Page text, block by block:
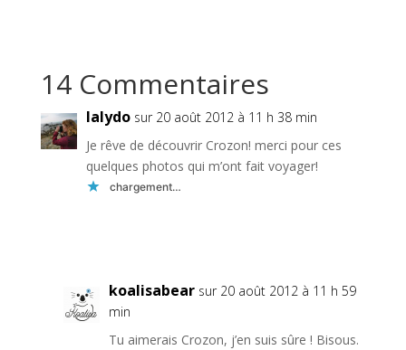
14 Commentaires
lalydo sur 20 août 2012 à 11 h 38 min
Je rêve de découvrir Crozon! merci pour ces
quelques photos qui m’ont fait voyager!
chargement…
koalisabear sur 20 août 2012 à 11 h 59
min
Tu aimerais Crozon, j’en suis sûre ! Bisous.